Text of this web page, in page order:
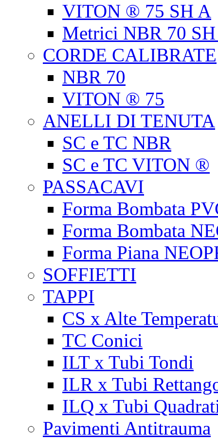
VITON ® 75 SH A
Metrici NBR 70
CORDE CALIBRATE
NBR 70
VITON ® 75
ANELLI DI TENUTA
SC e TC NBR
SC e TC VITON ®
PASSACAVI
Forma Bombata
Forma Bombata
Forma Piana
SOFFIETTI
TAPPI
CS x Alte
TC Conici
ILT x Tubi Tondi
ILR x Tubi
ILQ x Tubi
Pavimenti Antitrauma